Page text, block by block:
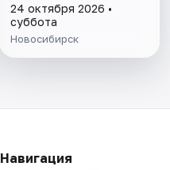
24 октября 2026 •
суббота
Новосибирск
Навигация